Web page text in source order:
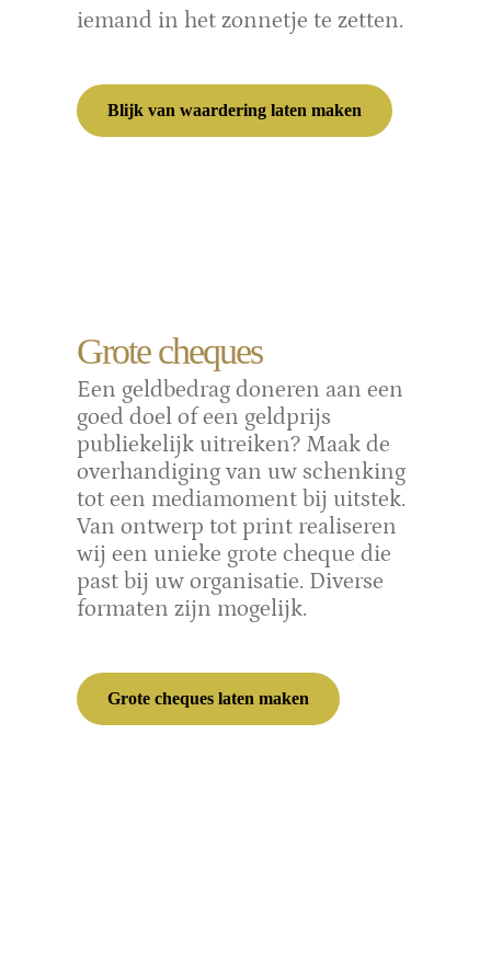
iemand in het zonnetje te zetten.
Blijk van waardering laten maken
Grote cheques
Een geldbedrag doneren aan een
goed doel of een geldprijs
publiekelijk uitreiken? Maak de
overhandiging van uw schenking
tot een mediamoment bij uitstek.
Van ontwerp tot print realiseren
wij een unieke grote cheque die
past bij uw organisatie. Diverse
formaten zijn mogelijk.
Grote cheques laten maken